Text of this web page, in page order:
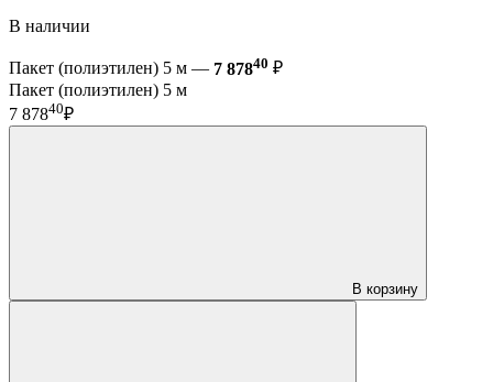
В наличии
Пакет (полиэтилен) 5 м — 7 87840 ₽
Пакет (полиэтилен) 5 м
7 87840₽
В корзину